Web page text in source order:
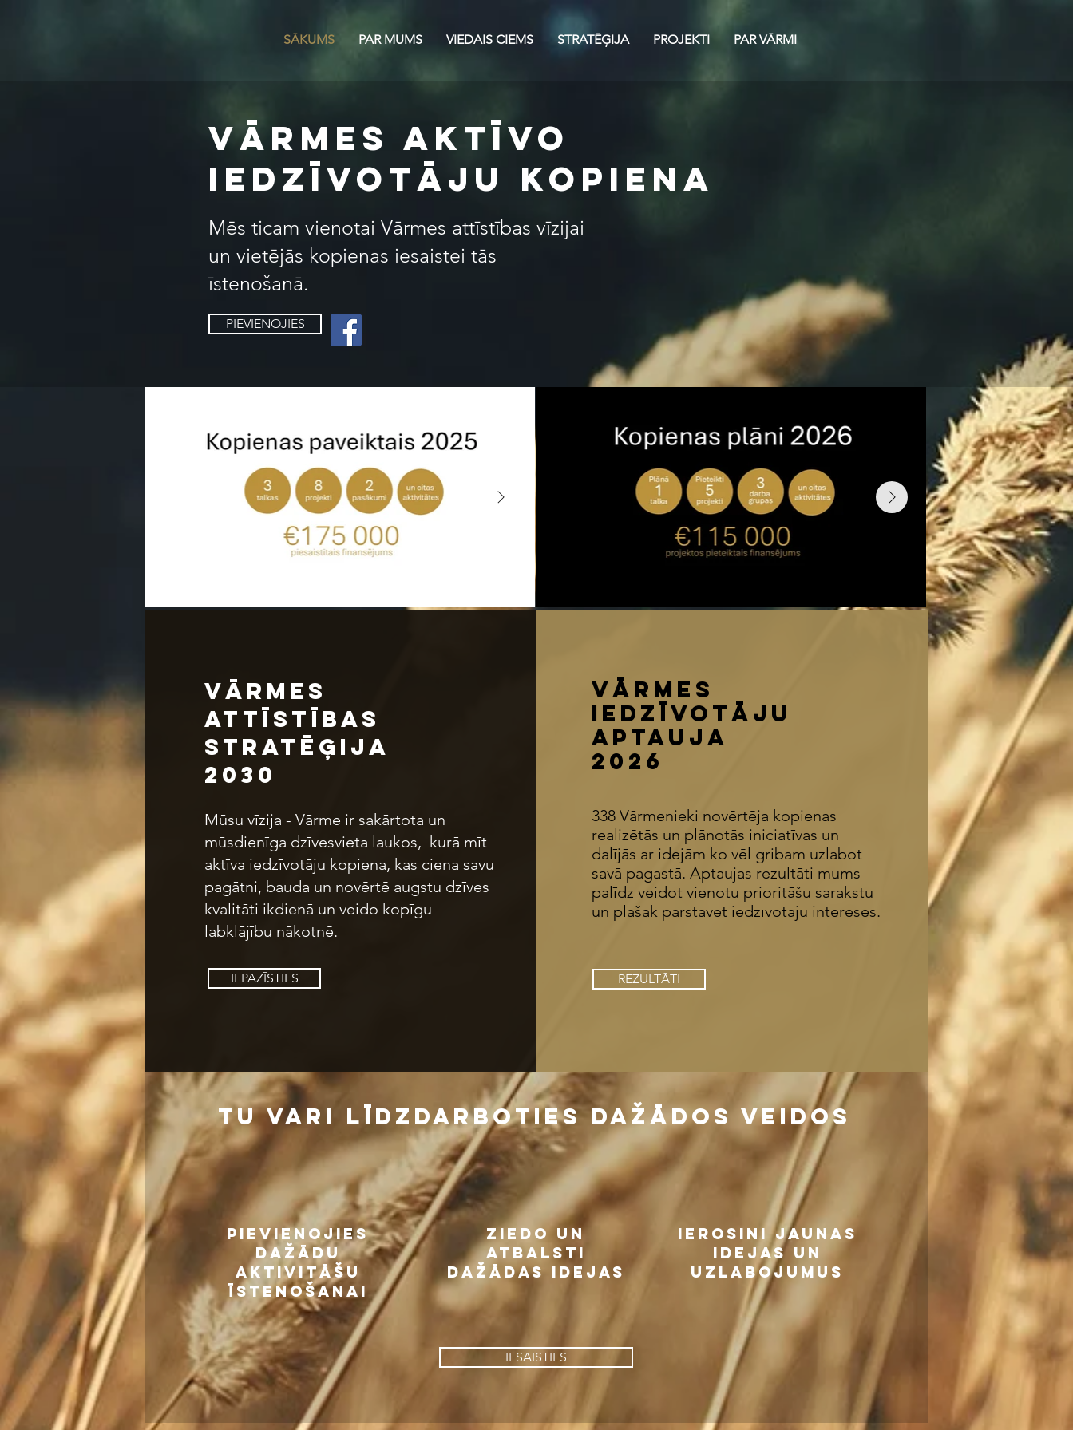
SĀKUMS PAR MUMS VIEDAIS CIEMS STRATĒĢIJA PROJEKTI PAR VĀRMI
Vārmes AKTĪVO
IEDZĪVOTāJU KOPIENA
Mēs ticam vienotai Vārmes attīstības vīzijai
un vietējās kopienas iesaistei tās
īstenošanā.
PIEVIENOJIES
Vārmes
attīstības
Stratēģija
2030
Mūsu vīzija - Vārme ir sakārtota un
mūsdienīga dzīvesvieta laukos, kurā mīt
aktīva iedzīvotāju kopiena, kas ciena savu
pagātni, bauda un novērtē augstu dzīves
kvalitāti ikdienā un veido kopīgu
labklājību nākotnē.
IEPAZĪSTIES
Vārmes
Iedzīvotāju
aptauja
2026
338 Vārmenieki novērtēja kopienas
realizētās un plānotās iniciatīvas un
dalījās ar idejām ko vēl gribam uzlabot
savā pagastā. Aptaujas rezultāti mums
palīdz veidot vienotu prioritāšu sarakstu
un plašāk pārstāvēt iedzīvotāju intereses.
REZULTĀTI
tu vari LĪDZDARBOTIES dažādos veidos
PIEVIENOJIES
DAŽĀDU
AKTIVITĀŠU
ĪSTENOŠANAI
ZIEDO UN
ATBALSTI
DAŽĀDAS IDEJAS
IEROSINI JAUNAS
IDEJAS UN
UZLABOJUMUS
IESAISTIES